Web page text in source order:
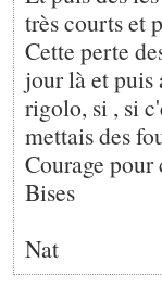
très courts et
Cette perte
jour là et puis
rigolo, si , si
mettais des
Courage pour
Bises
Nat